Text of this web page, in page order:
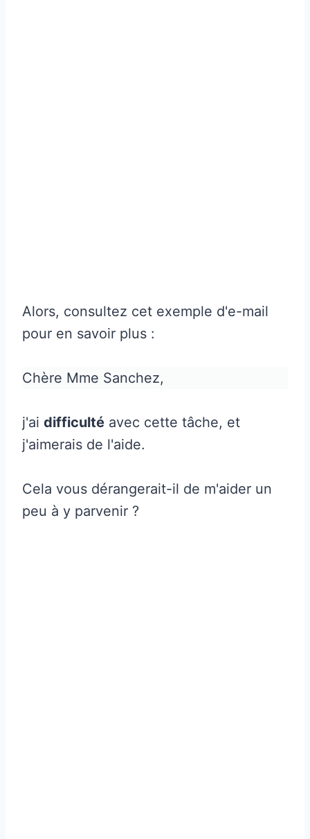
Alors, consultez cet exemple d'e-mail
pour en savoir plus :
Chère Mme Sanchez,
j'ai difficulté avec cette tâche, et
j'aimerais de l'aide.
Cela vous dérangerait-il de m'aider un
peu à y parvenir ?